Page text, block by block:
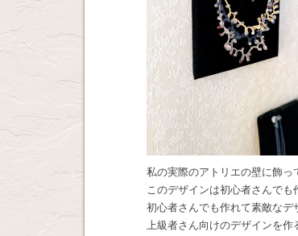
私の実際のアトリエの壁に飾っ
このデザインは初心者さんでも
初心者さんでも作れて素敵なデ
上級者さん向けのデザインを作